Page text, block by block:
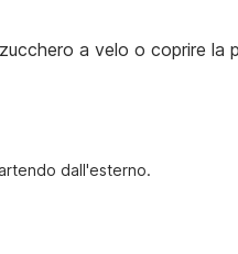
a velo o coprire la
dall'esterno.